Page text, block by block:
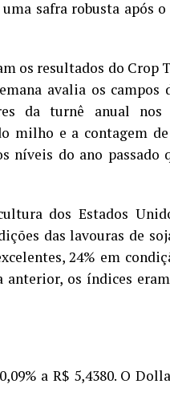
safra robusta após
os resultados do Crop
avalia os campos
da turnê anual nos
milho e a contagem
níveis do ano passado
dos Estados
das lavouras de
24% em
os índices eram
a R$ 5,4380. O